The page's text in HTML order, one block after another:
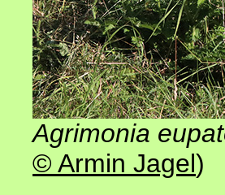
Agrimonia
© Armin Jagel)